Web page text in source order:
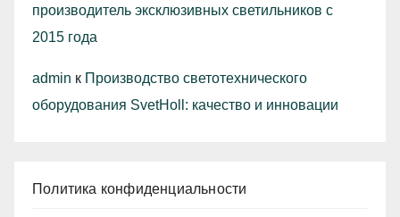
производитель эксклюзивных светильников с
2015 года
admin к Производство светотехнического
оборудования SvetHoll: качество и инновации
Политика конфиденциальности